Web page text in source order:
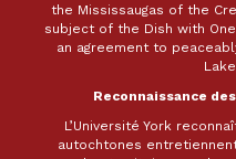
the Mississaugas of the
subject of the Dish with
an agreement to
Reconnaissance
L’Université York
autochtones